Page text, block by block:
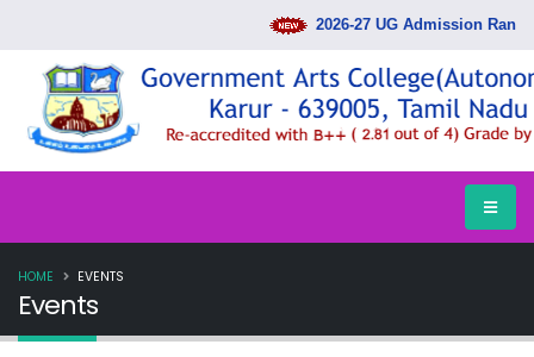
2026-27 UG Admission Rank
Events
HOME EVENTS